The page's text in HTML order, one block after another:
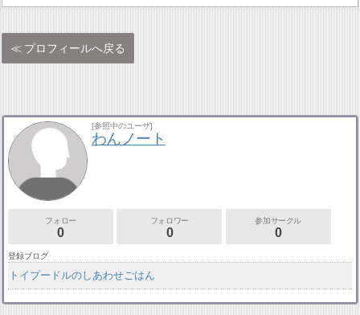
プロフィールへ戻る
[参照中のユーザ]
わんノート
フォロー
0
フォロワー
0
参加サークル
0
登録ブログ
トイプードルのしあわせごはん